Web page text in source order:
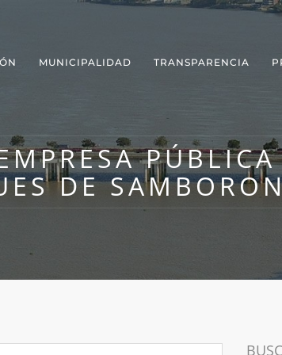
MUNICIPALIDAD TRANSPARENCIA
DE